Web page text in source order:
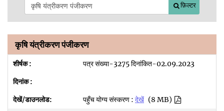
फ़िल्टर
कृषि यंत्रीकरण पंजीकरण
पत्र संख्या-3275 दिनांकित-02.09.2023
पहुँच योग्य संस्करण : देखें (8 MB)